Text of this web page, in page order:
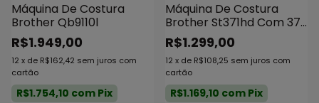
Máquina De Costura
Brother Qb9110l
R$1.949,00
12 x de R$162,42 sem juros com
cartão
R$1.754,10 com Pix
Máquina De Costura
Brother St371hd Com 37
Pontos
R$1.299,00
12 x de R$108,25 sem juros com
cartão
R$1.169,10 com Pix